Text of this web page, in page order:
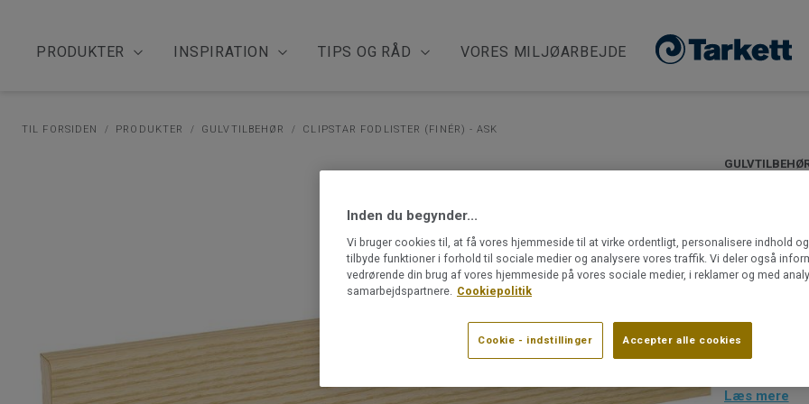
PRODUKTER INSPIRATION TIPS OG RÅD VORES MILJØARBEJDE
TIL FORSIDEN PRODUKTER GULVTILBEHØR CLIPSTAR FODLISTER (FINÉR) - ASK
finér -
(Finér)
I vores
detaljer,
panelerne
der være
Læs mere
Inden du begynder...
Vi bruger cookies til, at få vores hjemmeside til at virke ordentligt, personalisere indhold og
tilbyde funktioner i forhold til sociale medier og analysere vores traffik. Vi deler også
vedrørende din brug af vores hjemmeside på vores sociale medier, i reklamer og med
samarbejdspartnere. Cookiepolitik
Cookie - indstillinger Accepter alle cookies